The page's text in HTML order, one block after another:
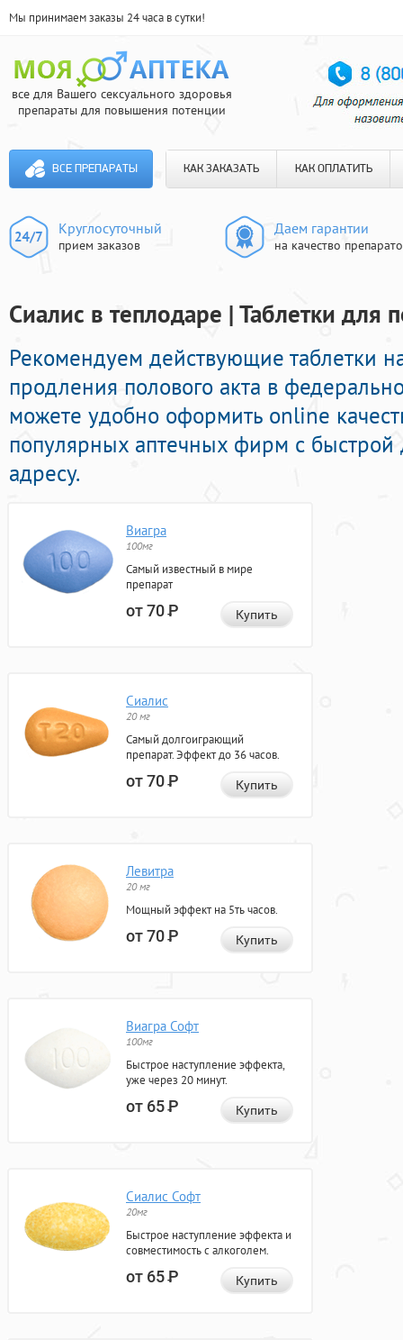
Мы принимаем заказы 24 часа в сутки!
все для Вашего сексуального здоровья
препараты для повышения потенции
ВСЕ ПРЕПАРАТЫ КАК ЗАКАЗАТЬ КАК ОПЛАТИТЬ
Круглосуточный
прием заказов
Даем гарантии
на качество
Сиалис в теплодаре | Таблетки для
Рекомендуем действующие таблетки
продления полового акта в
можете удобно оформить online
популярных аптечных фирм с быстрой
адресу.
Виагра
100мг
Самый известный в мире
препарат
от 70Р Купить
Сиалис
20 мг
Самый долгоиграющий
препарат. Эффект до 36 часов.
от 70Р Купить
Левитра
20 мг
Мощный эффект на 5ть часов.
от 70Р Купить
Виагра Софт
100мг
Быстрое наступление эффекта,
уже через 20 минут.
от 65Р Купить
Сиалис Софт
20мг
Быстрое наступление эффекта и
совместимость с алкоголем.
от 65Р Купить